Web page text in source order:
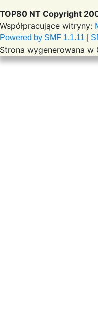
TOP80 NT Copyright
Współpracujące witryny:
Powered by SMF 1.1.11
Strona wygenerowana w